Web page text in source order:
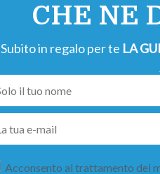
CHE NE
Subito in regalo per te LA
Acconsento al trattamento dei